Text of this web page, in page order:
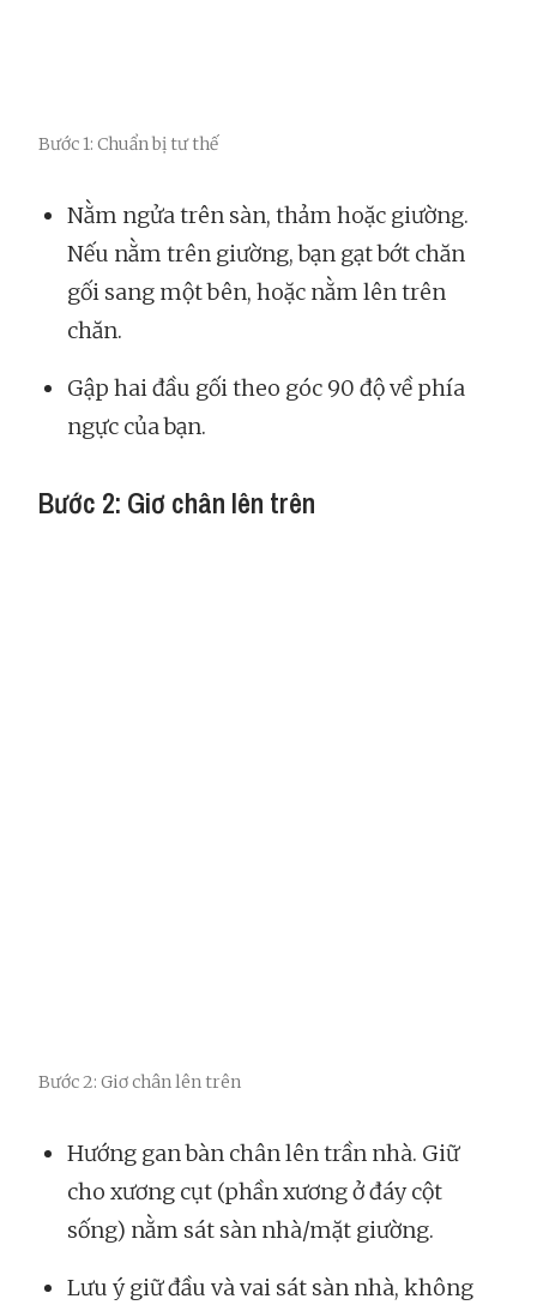
Bước 1: Chuẩn bị tư thế
Nằm ngửa trên sàn, thảm hoặc giường.
Nếu nằm trên giường, bạn gạt bớt chăn
gối sang một bên, hoặc nằm lên trên
chăn.
Gập hai đầu gối theo góc 90 độ về phía
ngực của bạn.
Bước 2: Giơ chân lên trên
Bước 2: Giơ chân lên trên
Hướng gan bàn chân lên trần nhà. Giữ
cho xương cụt (phần xương ở đáy cột
sống) nằm sát sàn nhà/mặt giường.
Lưu ý giữ đầu và vai sát sàn nhà, không